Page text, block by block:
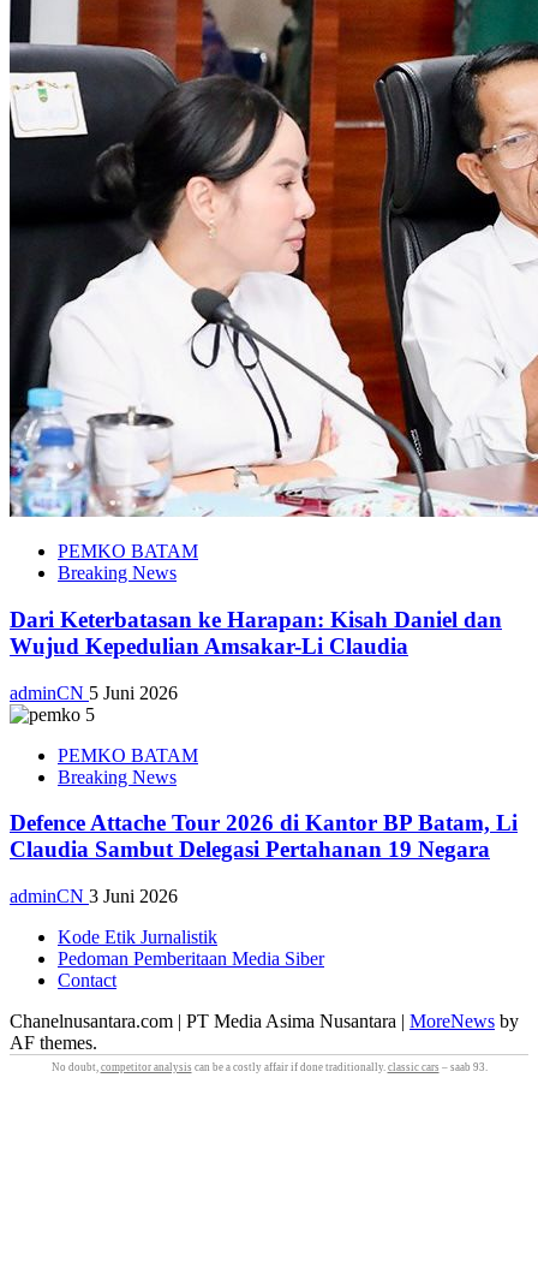
PEMKO BATAM
Breaking News
Dari Keterbatasan ke Harapan: Kisah Daniel dan
Wujud Kepedulian Amsakar-Li Claudia
adminCN 5 Juni 2026
PEMKO BATAM
Breaking News
Defence Attache Tour 2026 di Kantor BP Batam, Li
Claudia Sambut Delegasi Pertahanan 19 Negara
adminCN 3 Juni 2026
Kode Etik Jurnalistik
Pedoman Pemberitaan Media Siber
Contact
Chanelnusantara.com | PT Media Asima Nusantara | MoreNews by
AF themes.
No doubt, competitor analysis can be a costly affair if done traditionally. classic cars – saab 93.